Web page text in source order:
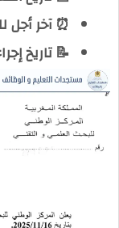
⏰ آخر أجل
📝 تاريخ